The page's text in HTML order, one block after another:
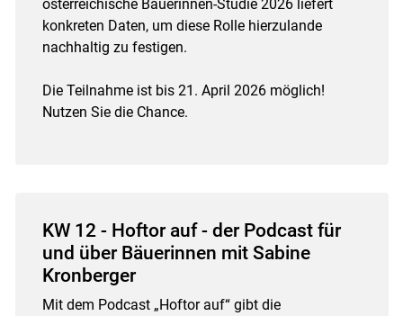
österreichische Bäuerinnen-Studie 2026 liefert
konkreten Daten, um diese Rolle hierzulande
nachhaltig zu festigen.
Die Teilnahme ist bis 21. April 2026 möglich!
Nutzen Sie die Chance.
KW 12 - Hoftor auf - der Podcast für
und über Bäuerinnen mit Sabine
Kronberger
Mit dem Podcast „Hoftor auf“ gibt die